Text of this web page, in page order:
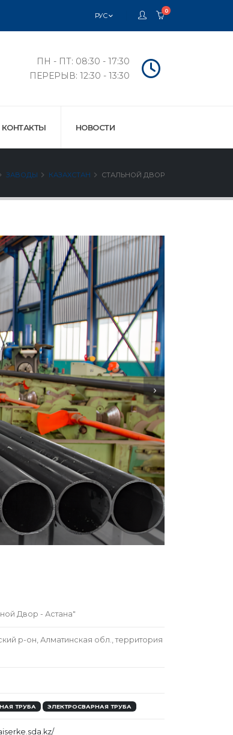
РУС
0
ПН - ПТ: 08:30 - 17:30
ПЕРЕРЫВ: 12:30 - 13:30
КОНТАКТЫ НОВОСТИ
ЗАВОДЫ КАЗАХСТАН СТАЛЬНОЙ ДВОР
Двор - Астана"
р-он, Алматинская обл., территория
ТРУБА ЭЛЕКТРОСВАРНАЯ ТРУБА